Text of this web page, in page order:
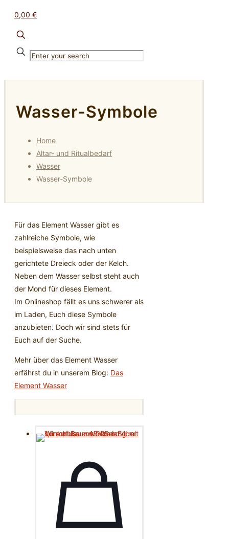
0,00 €
Wasser-Symbole
Home
Altar- und Ritualbedarf
Wasser
Wasser-Symbole
Für das Element Wasser gibt es
zahlreiche Symbole, wie
beispielsweise das nach unten
gerichtete Dreieck oder der Kelch.
Neben dem Wasser selbst steht auch
der Mond für dieses Element.
Im Onlineshop fällt es uns schwerer als
im Laden, Euch diese Symbole
anzubieten. Doch wir sind stets für
Euch auf der Suche.
Mehr über das Element Wasser
erfährst du in unserem Blog: Das
Element Wasser